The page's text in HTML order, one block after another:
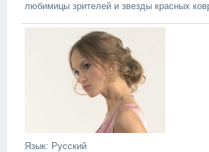
любимицы зрителей и звезды красных
Язык: Русский